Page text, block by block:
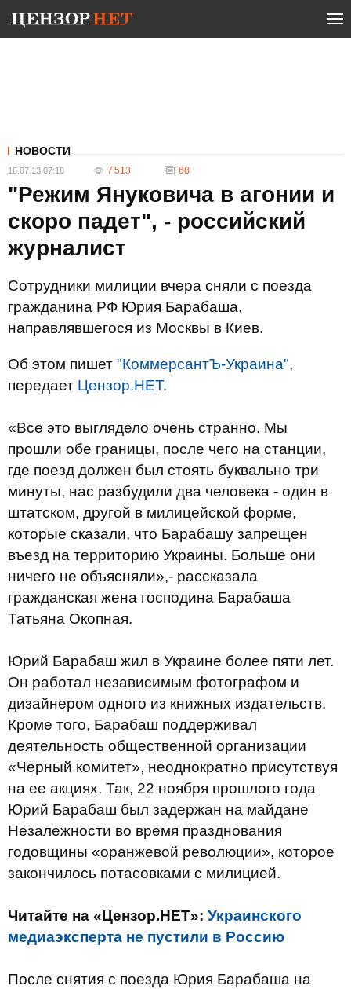
НОВОСТИ
16.07.13 07:18 7 513 68
"Режим Януковича в агонии и
скоро падет", - российский
журналист
Сотрудники милиции вчера сняли с поезда
гражданина РФ Юрия Барабаша,
направлявшегося из Москвы в Киев.
Об этом пишет "КоммерсантЪ-Украина",
передает Цензор.НЕТ.
«Все это выглядело очень странно. Мы
прошли обе границы, после чего на станции,
где поезд должен был стоять буквально три
минуты, нас разбудили два человека - один в
штатском, другой в милицейской форме,
которые сказали, что Барабашу запрещен
въезд на территорию Украины. Больше они
ничего не объясняли»,- рассказала
гражданская жена господина Барабаша
Татьяна Окопная.
Юрий Барабаш жил в Украине более пяти лет.
Он работал независимым фотографом и
дизайнером одного из книжных издательств.
Кроме того, Барабаш поддерживал
деятельность общественной организации
«Черный комитет», неоднократно присутствуя
на ее акциях. Так, 22 ноября прошлого года
Юрий Барабаш был задержан на майдане
Незалежности во время празднования
годовщины «оранжевой революции», которое
закончилось потасовками с милицией.
Читайте на «Цензор.НЕТ»: Украинского
медиаэксперта не пустили в Россию
После снятия с поезда Юрия Барабаша на